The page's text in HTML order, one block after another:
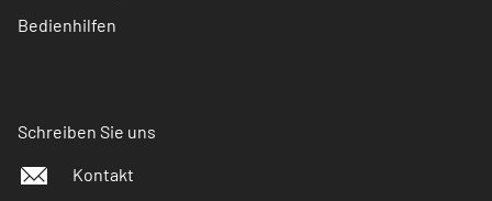
Bedienhilfen
Schreiben Sie uns
Kontakt